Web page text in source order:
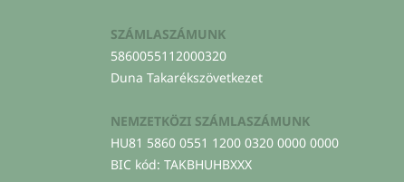
SZÁMLASZÁMUNK
5860055112000320
Duna Takarékszövetkezet
NEMZETKÖZI SZÁMLASZÁMUNK
HU81 5860 0551 1200 0320 0000 0000
BIC kód: TAKBHUHBXXX